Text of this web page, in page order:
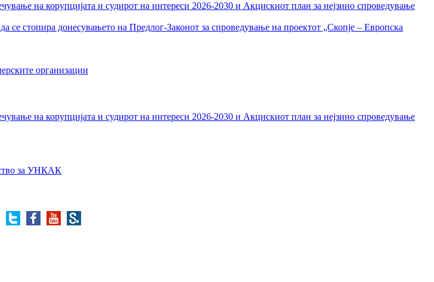
на корупцијата и судирот на интереси 2026-2030 и Акцискиот план за нејзино спроведување
се стопира донесувањето на Предлог-Законот за спроведување на проектот „Скопје – Европска
организации
на корупцијата и судирот на интереси 2026-2030 и Акцискиот план за нејзино спроведување
за УНКАК